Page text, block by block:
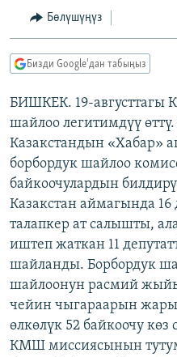
БҮГҮН АЗАТТЫКТА
ДАНИСТЕ
АЗАТТЫК+
ЫҢГАЙСЫЗ СУРООЛОР
ПОДКАСТ
ОНЛАЙН ШЕРИНЕ
ЭЕ/АРнун бардык
Бөлүшүңүз
Бизди Google'дан табыңыз
БИШКЕК. 19-августтагы
шайлоо легитимдүү
Казакстандын «Хабар»
борбордук шайлоо
байкоочулардын
Казакстан аймагында 16
талапкер ат салышты,
иштеп жаткан 11
шайланды. Борбордук
шайлоонун расмий
чейин чыгараарын
өлкөлүк 52 байкоочу
КМШ миссиясынын